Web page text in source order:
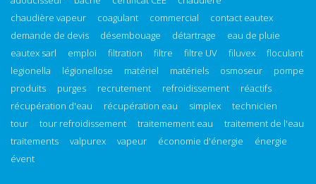
chaudière vapeur
coagulant commercial
contact eautex
demande de devis
désembouage détartrage
eau de pluie
eautex sarl
emploi filtration filtre filtre UV filuvex
floculant
legionella
légionellose matériel matériels osmoseur
pompe
produits
purges recrutement refroidissement
réactifs
récupération d'eau
récupération eau simplex
technicien
tour
tour refroidissement traitemement eau
traitement de l'eau
traitements
valpurex vapeur économie d'énergie
énergie
évent